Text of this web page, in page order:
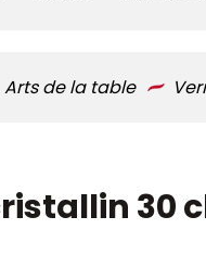
Arts de la table
30